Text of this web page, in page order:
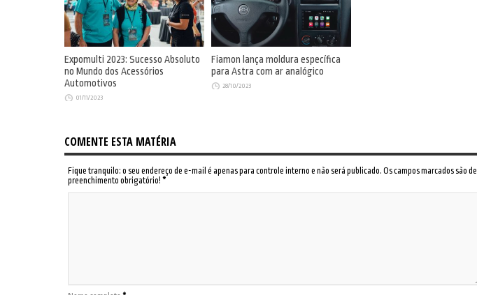
Expomulti 2023: Sucesso Absoluto
no Mundo dos Acessórios
Automotivos
01/11/2023
Fiamon lança moldura específica
para Astra com ar analógico
28/10/2023
COMENTE ESTA MATÉRIA
Fique tranquilo: o seu endereço de e-mail é apenas para controle interno e não será publicado. Os campos marcados são de
preenchimento obrigatório! *